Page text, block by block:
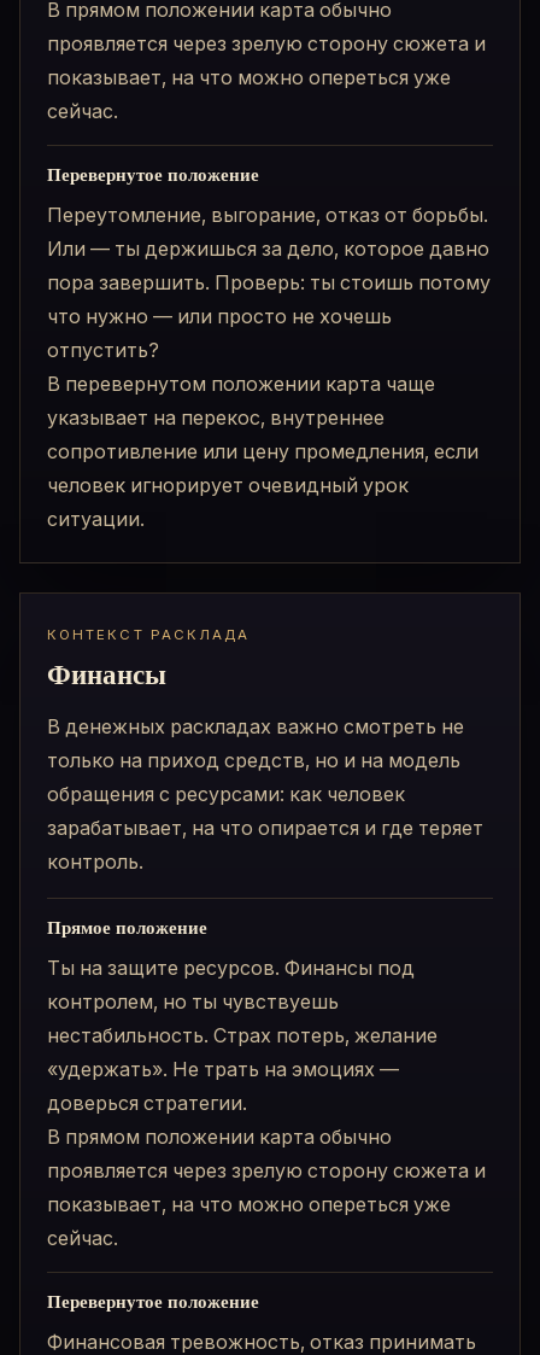
В прямом положении карта обычно
проявляется через зрелую сторону сюжета и
показывает, на что можно опереться уже
сейчас.
Перевернутое положение
Переутомление, выгорание, отказ от борьбы.
Или — ты держишься за дело, которое давно
пора завершить. Проверь: ты стоишь потому
что нужно — или просто не хочешь
отпустить?
В перевернутом положении карта чаще
указывает на перекос, внутреннее
сопротивление или цену промедления, если
человек игнорирует очевидный урок
ситуации.
КОНТЕКСТ РАСКЛАДА
Финансы
В денежных раскладах важно смотреть не
только на приход средств, но и на модель
обращения с ресурсами: как человек
зарабатывает, на что опирается и где теряет
контроль.
Прямое положение
Ты на защите ресурсов. Финансы под
контролем, но ты чувствуешь
нестабильность. Страх потерь, желание
«удержать». Не трать на эмоциях —
доверься стратегии.
В прямом положении карта обычно
проявляется через зрелую сторону сюжета и
показывает, на что можно опереться уже
сейчас.
Перевернутое положение
Финансовая тревожность, отказ принимать